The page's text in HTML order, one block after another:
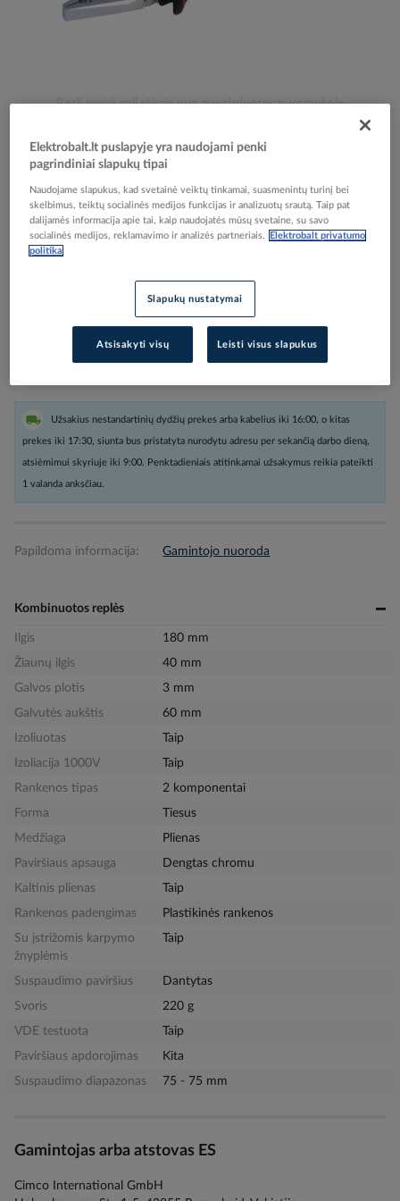
Skip
beginning
the
images
gallery
Reali prekė gali skirtis nuo pavaizduotos nuotraukoje
Replės 185mm 1000V 7 - CIMCO
Elektrobalt prekės kodas
047955
EAN kodas
4021103003367
Gamintojo prekės kodas
100336
Įtraukti į palyginimą
Užsakius nestandartinių dydžių prekes arba kabelius iki 16:00, o kitas
prekes iki 17:30, siunta bus pristatyta nurodytu adresu per sekančią darbo dieną,
atsiėmimui skyriuje iki 9:00. Penktadieniais atitinkamai užsakymus reikia pateikti
1 valanda anksčiau.
Papildoma informacija: Gamintojo nuoroda
Kombinuotos replės
Ilgis
180 mm
Žiaunų ilgis
40 mm
Galvos plotis
3 mm
Galvutės aukštis
60 mm
Izoliuotas
Taip
Izoliacija 1000V
Taip
Rankenos tipas
2 komponentai
Forma
Tiesus
Medžiaga
Plienas
Paviršiaus apsauga
Dengtas chromu
Kaltinis plienas
Taip
Rankenos padengimas
Plastikinės rankenos
Su įstrižomis karpymo
žnyplėmis
Taip
Suspaudimo paviršius
Dantytas
Svoris
220 g
VDE testuota
Taip
Paviršiaus apdorojimas
Kita
Suspaudimo diapazonas
75 - 75 mm
Gamintojas arba atstovas ES
Cimco International GmbH
Elektrobalt.lt puslapyje yra naudojami penki
pagrindiniai slapukų tipai
Naudojame slapukus, kad svetainė veiktų tinkamai, suasmenintų turinį bei
skelbimus, teiktų socialinės medijos funkcijas ir analizuotų srautą. Taip pat
dalijamės informacija apie tai, kaip naudojatės mūsų svetaine, su savo
socialinės medijos, reklamavimo ir analizės partneriais.
Elektrobalt privatumo
politika
Slapukų nustatymai
Atsisakyti visų Leisti visus slapukus